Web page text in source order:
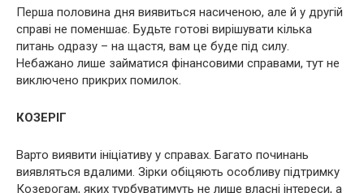
Перша половина дня виявиться насиченою, але й у другій
справі не поменшає. Будьте готові вирішувати кілька
питань одразу – на щастя, вам це буде під силу.
Небажано лише займатися фінансовими справами, тут не
виключено прикрих помилок.
КОЗЕРІГ
Варто виявити ініціативу у справах. Багато починань
виявляться вдалими. Зірки обіцяють особливу підтримку
Козерогам, яких турбуватимуть не лише власні інтереси, а